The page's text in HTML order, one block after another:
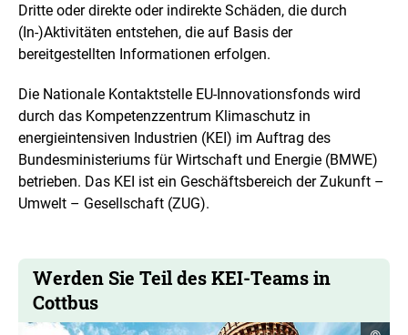
Dritte oder direkte oder indirekte Schäden, die durch
(In-)Aktivitäten entstehen, die auf Basis der
bereitgestellten Informationen erfolgen.
Die Nationale Kontaktstelle EU-Innovationsfonds wird
durch das Kompetenzzentrum Klimaschutz in
energieintensiven Industrien (KEI) im Auftrag des
Bundesministeriums für Wirtschaft und Energie (BMWE)
betrieben. Das KEI ist ein Geschäftsbereich der Zukunft –
Umwelt – Gesellschaft (ZUG).
Werden Sie Teil des KEI-Teams in
Cottbus